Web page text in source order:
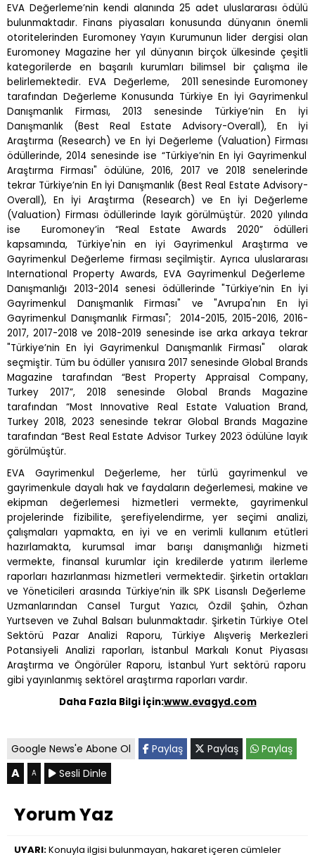
EVA Değerleme’nin kendi alanında 25 adet uluslararası ödülü
bulunmaktadır. Finans piyasaları konusunda dünyanın önemli
otoritelerinden Euromoney Yayın Kurumunun lider dergisi olan
Euromoney Magazine her yıl dünyanın birçok ülkesinde çeşitli
kategorilerde en başarılı kurumları bilimsel bir çalışma ile
belirlemektedir. EVA Değerleme, 2011 senesinde Euromoney
tarafından Değerleme Konusunda Türkiye En İyi Gayrimenkul
Danışmanlık Firması, 2013 senesinde Türkiye’nin En İyi
Danışmanlık (Best Real Estate Advisory-Overall), En İyi
Araştırma (Research) ve En İyi Değerleme (Valuation) Firması
ödüllerinde, 2014 senesinde ise “Türkiye’nin En İyi Gayrimenkul
Araştırma Firması" ödülüne, 2016, 2017 ve 2018 senelerinde
tekrar Türkiye’nin En İyi Danışmanlık (Best Real Estate Advisory-
Overall), En İyi Araştırma (Research) ve En İyi Değerleme
(Valuation) Firması ödüllerinde layık görülmüştür. 2020 yılında
ise Euromoney’in “Real Estate Awards 2020” ödülleri
kapsamında, Türkiye'nin en iyi Gayrimenkul Araştırma ve
Gayrimenkul Değerleme firması seçilmiştir. Ayrıca uluslararası
International Property Awards, EVA Gayrimenkul Değerleme
Danışmanlığı 2013-2014 senesi ödüllerinde "Türkiye’nin En İyi
Gayrimenkul Danışmanlık Firması" ve "Avrupa'nın En İyi
Gayrimenkul Danışmanlık Firması"; 2014-2015, 2015-2016, 2016-
2017, 2017-2018 ve 2018-2019 senesinde ise arka arkaya tekrar
"Türkiye’nin En İyi Gayrimenkul Danışmanlık Firması" olarak
seçmiştir. Tüm bu ödüller yanısıra 2017 senesinde Global Brands
Magazine tarafından “Best Property Appraisal Company,
Turkey 2017”, 2018 senesinde Global Brands Magazine
tarafından “Most Innovative Real Estate Valuation Brand,
Turkey 2018, 2023 senesinde tekrar Global Brands Magazine
tarafından “Best Real Estate Advisor Turkey 2023 ödülüne layık
görülmüştür.
EVA Gayrimenkul Değerleme, her türlü gayrimenkul ve
gayrimenkule dayalı hak ve faydaların değerlemesi, makine ve
ekipman değerlemesi hizmetleri vermekte, gayrimenkul
projelerinde fizibilite, şerefiyelendirme, yer seçimi analizi,
çalışmaları yapmakta, en iyi ve en verimli kullanım etütleri
hazırlamakta, kurumsal imar barışı danışmanlığı hizmeti
vermekte, finansal kurumlar için kredilerde yatırım ilerleme
raporları hazırlanması hizmetleri vermektedir. Şirketin ortakları
ve Yöneticileri arasında Türkiye’nin ilk SPK Lisanslı Değerleme
Uzmanlarından Cansel Turgut Yazıcı, ÖzdilŞahin, Özhan
Yurtseven ve Zuhal Balsarı bulunmaktadır. Şirketin Türkiye Otel
Sektörü Pazar Analizi Raporu, Türkiye Alışveriş Merkezleri
Potansiyeli Analizi raporları, İstanbul Markalı Konut Piyasası
Araştırma ve Öngörüler Raporu, İstanbul Yurt sektörü raporu
gibi yayınlanmış sektörel araştırma raporları vardır.
Daha Fazla Bilgi İçin:www.evagyd.com
Google News'e Abone Ol Paylaş Paylaş Paylaş
A A Sesli Dinle
Yorum Yaz
UYARI:Konuyla ilgisi bulunmayan, hakaret içeren cümleler